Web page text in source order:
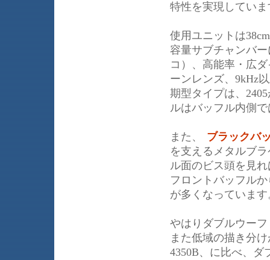
特性を実現していま
使用ユニットは
容量サブチャンバ
コ）、高能率・広
ーンレンズ、9kHz
期型タイプは、
ルはバッフル内側
また、
ブラックバ
を支えるメタルブ
ル面のビス頭を見
フロントバッフル
が多くなっていま
やはりダブルウー
また低域の描き分
4350B、に比べ、ダ